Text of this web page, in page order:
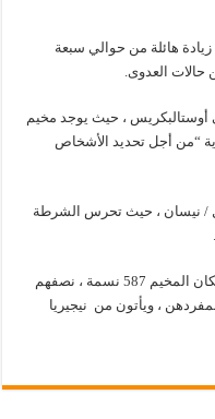
250 شخصاً ، وهي زيادة هائلة من حوالي سبعة
حالات العدوى.
، حيث يوجد مخيم
“من أجل تحديد الأشخاص
/ نيسان ، حيث تحرس الشرطة
و و فقاً لوسائل الإعلام الألمانية ، يبلغ عدد سكان المخيم 587 نسمة ، نصفهم
، ويأتون من نيجيريا